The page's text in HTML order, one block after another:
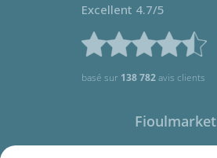
Excellent 4.7/5
basé sur 138 782avis clients
Fioulmarket